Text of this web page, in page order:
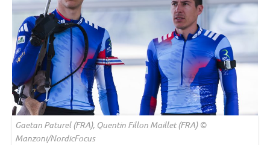
Gaetan Paturel (FRA), Quentin Fillon Maillet (FRA) ©
Manzoni/NordicFocus